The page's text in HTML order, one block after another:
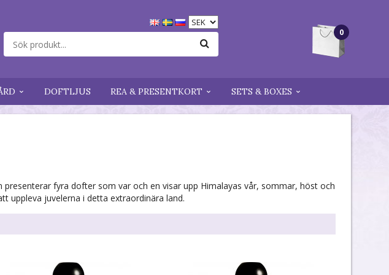
0
DOFTLJUS REA & PRESENTKORT SETS & BOXES
fyra dofter som var och en visar upp Himalayas vår, sommar, höst och
uppleva juvelerna i detta extraordinära land.